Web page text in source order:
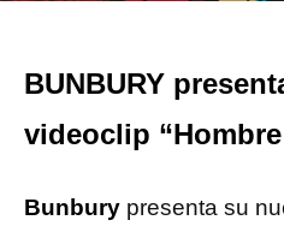
BUNBURY
videoclip
Bunbury presenta su